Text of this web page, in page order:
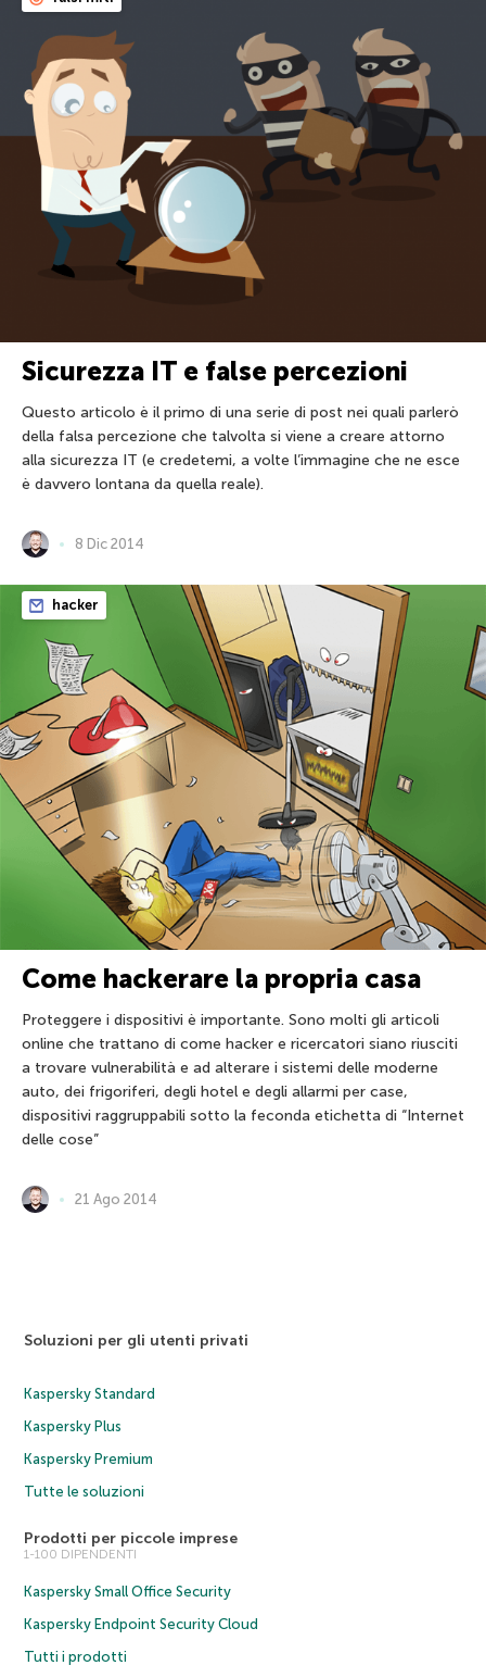
Sicurezza IT e false percezioni
Questo articolo è il primo di una serie di post nei quali parlerò
della falsa percezione che talvolta si viene a creare attorno
alla sicurezza IT (e credetemi, a volte l’immagine che ne esce
è davvero lontana da quella reale).
8 Dic 2014
hacker
Come hackerare la propria casa
Proteggere i dispositivi è importante. Sono molti gli articoli
online che trattano di come hacker e ricercatori siano riusciti
a trovare vulnerabilità e ad alterare i sistemi delle moderne
auto, dei frigoriferi, degli hotel e degli allarmi per case,
dispositivi raggruppabili sotto la feconda etichetta di “Internet
delle cose”
21 Ago 2014
Soluzioni per gli utenti privati
Kaspersky Standard
Kaspersky Plus
Kaspersky Premium
Tutte le soluzioni
Prodotti per piccole imprese
1-100 DIPENDENTI
Kaspersky Small Office Security
Kaspersky Endpoint Security Cloud
Tutti i prodotti